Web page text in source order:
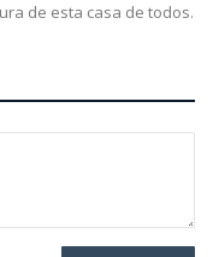
de esta casa de todos.